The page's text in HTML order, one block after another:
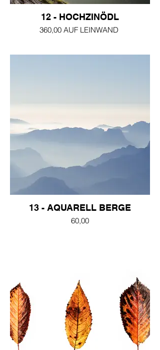
12 - HOCHZINÖDL
360,00 AUF LEINWAND
13 - AQUARELL BERGE
60,00